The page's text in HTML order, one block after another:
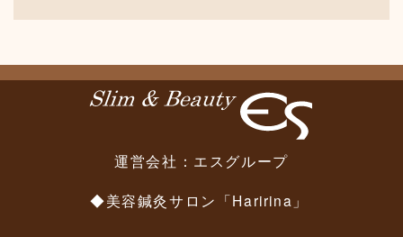
運営会社： エスグループ
◆美容鍼灸サロン「Haririna」